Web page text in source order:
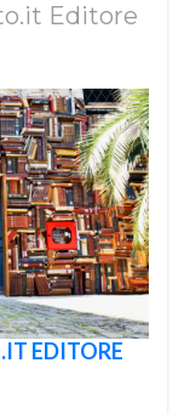
Editore
EDITORE